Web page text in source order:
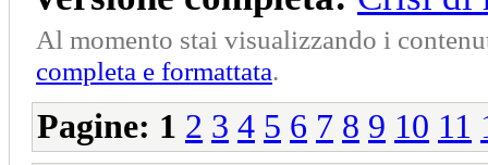
Al momento stai visualizzando i
completa e formattata.
Pagine: 1 2 3 4 5 6 7 8 9 10 11